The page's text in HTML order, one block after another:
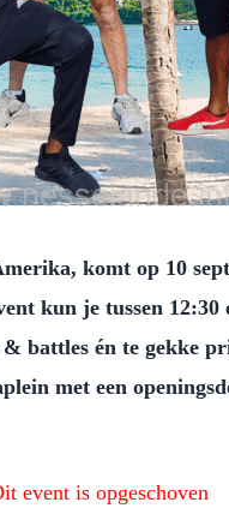
komt op 10
kun je tussen
battles én te gekke
met een
event is opgeschoven